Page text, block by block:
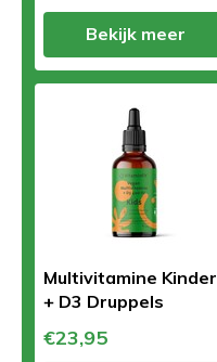
Bekijk meer
Multivitamine Kinder
+ D3 Druppels
€23,95